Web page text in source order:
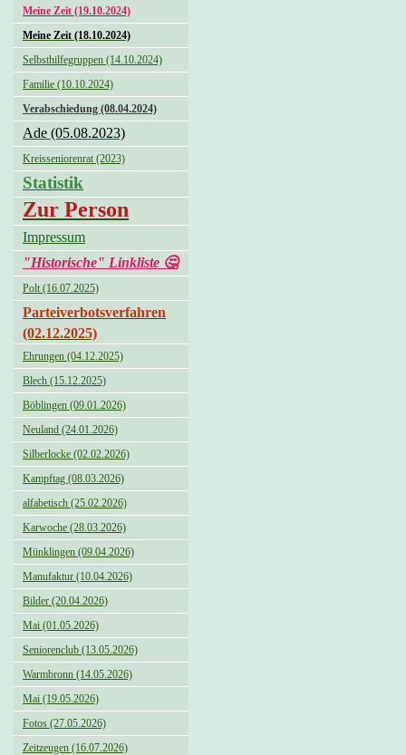
Meine Zeit (19.10.2024)
Meine Zeit (18.10.2024)
Selbsthilfegruppen (14.10.2024)
Familie (10.10.2024)
Verabschiedung (08.04.2024)
Ade (05.08.2023)
Kreisseniorenrat (2023)
Statistik
Zur Person
Impressum
"Historische" Linkliste 🤔
Polt (16.07.2025)
Parteiverbotsverfahren
(02.12.2025)
Ehrungen (04.12.2025)
Blech (15.12.2025)
Böblingen (09.01.2026)
Neuland (24.01.2026)
Silberlocke (02.02.2026)
Kampftag (08.03.2026)
alfabetisch (25.02.2026)
Karwoche (28.03.2026)
Münklingen (09.04.2026)
Manufaktur (10.04.2026)
Bilder (20.04.2026)
Mai (01.05.2026)
Seniorenclub (13.05.2026)
Warmbronn (14.05.2026)
Mai (19.05.2026)
Fotos (27.05.2026)
Zeitzeugen (16.07.2026)